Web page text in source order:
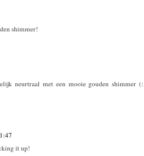
shimmer!
neurtraal met een mooie gouden shimmer (:
it up!